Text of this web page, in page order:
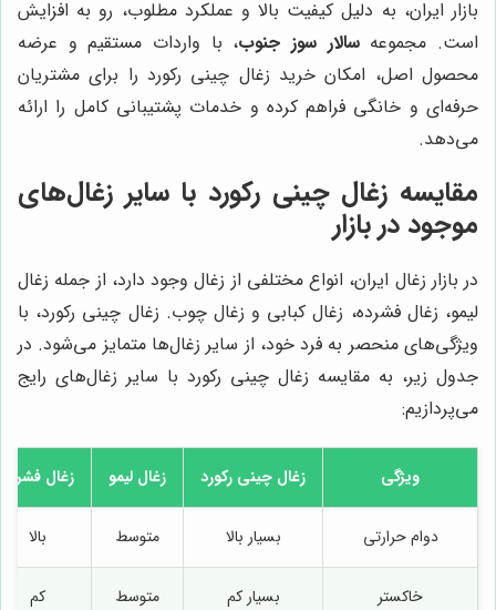
بازار ایران، به دلیل کیفیت بالا و عملکرد مطلوب، رو به افزایش
است. مجموعهسالار سوز جنوب، با واردات مستقیم و عرضه
محصول اصل، امکان خرید زغال چینی رکورد را برای مشتریان
حرفه‌ای و خانگی فراهم کرده و خدمات پشتیبانی کامل را ارائه
می‌دهد.
مقایسه زغال چینی رکورد با سایر زغال‌های
موجود در بازار
در بازار زغال ایران، انواع مختلفی از زغال وجود دارد، از جمله زغال
لیمو، زغال فشرده، زغال کبابی و زغال چوب. زغال چینی رکورد، با
ویژگی‌های منحصر به فرد خود، از سایر زغال‌ها متمایز می‌شود. در
جدول زیر، به مقایسه زغال چینی رکورد با سایر زغال‌های رایج
می‌پردازیم:
ویژگی زغال چینی رکورد زغال لیمو زغال فشرده
دوام حرارتی بسیار بالا متوسط بالا
خاکستر بسیار کم متوسط کم